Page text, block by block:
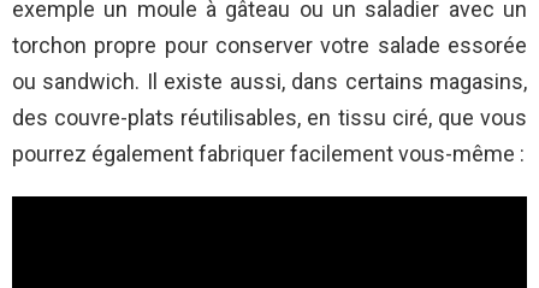
exemple un moule à gâteau ou un saladier avec un
torchon propre pour conserver votre salade essorée
ou sandwich. Il existe aussi, dans certains magasins,
des couvre-plats réutilisables, en tissu ciré, que vous
pourrez également fabriquer facilement vous-même :